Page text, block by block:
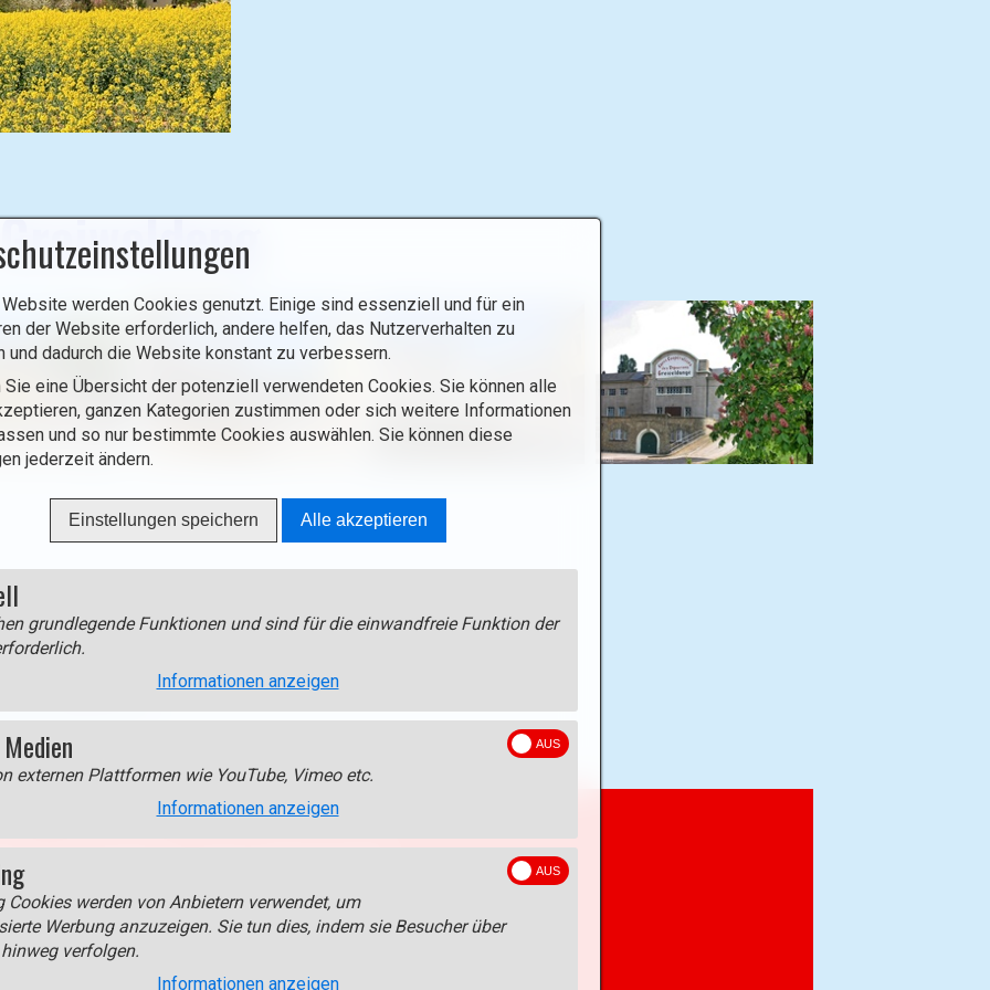
Stadtbredimus
> Google Mapsum diesen Inhalt anzuzeigen!
werden Cookies genutzt. Einige sind essenziell und für ein
der Website erforderlich, andere helfen, das Nutzerverhalten zu
und dadurch die Website konstant zu verbessern.
Sie eine Übersicht der potenziell verwendeten Cookies. Sie können alle
ganzen Kategorien zustimmen oder sich weitere Informationen
und so nur bestimmte Cookies auswählen. Sie können diese
jederzeit ändern.
Einstellungen speichern Alle akzeptieren
grundlegende Funktionen und sind für die einwandfreie Funktion der
Informationen anzeigen
externen Plattformen wie YouTube, Vimeo etc.
Informationen anzeigen
Cookies werden von Anbietern verwendet, um
Werbung anzuzeigen. Sie tun dies, indem sie Besucher über
verfolgen.
Informationen anzeigen